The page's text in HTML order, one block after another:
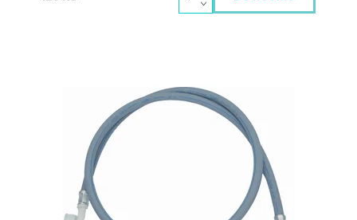
Napouštěcí hadice JOLLY v celkové délce 2,0 m,
3/4“ dodávaná včetně těsnění. Hadice je určená
pro všechny druhy praček a myček nádobí.
Jedna strana obsahuje přímou koncovku a
druhá strana obsahuje koncovku s kolínkem.
Dostupnost: